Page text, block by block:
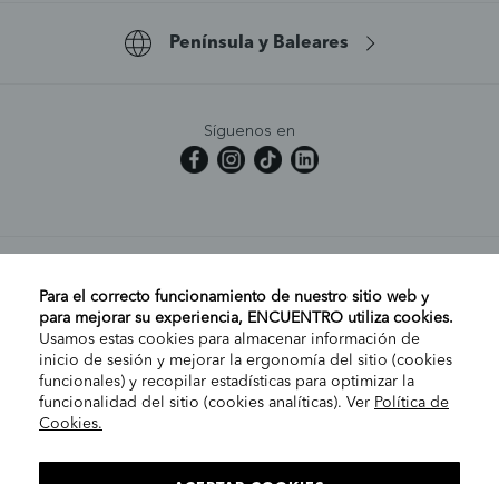
Península y Baleares
Síguenos en
MI CUENTA
AYUDA
EMPRESA
Para el correcto funcionamiento de nuestro sitio web y
para mejorar su experiencia, ENCUENTRO utiliza cookies.
Usamos estas cookies para almacenar información de
inicio de sesión y mejorar la ergonomía del sitio (cookies
funcionales) y recopilar estadísticas para optimizar la
funcionalidad del sitio (cookies analíticas). Ver Política de
Cookies.